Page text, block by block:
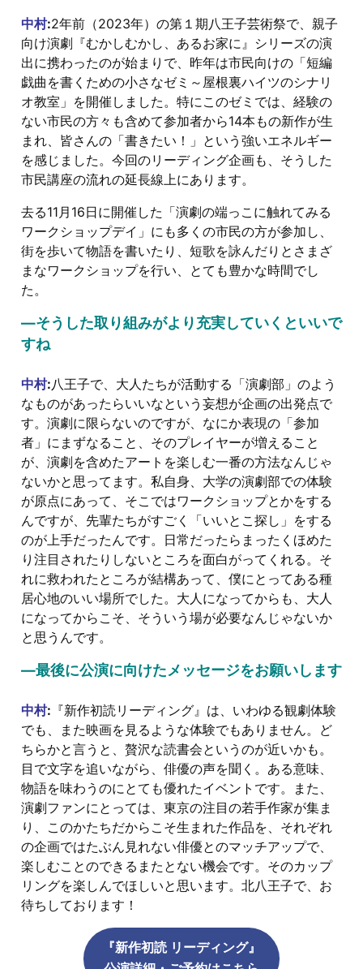
中村:2年前（2023年）の第１期八王子芸術祭で、親子
向け演劇『むかしむかし、あるお家に』シリーズの演
出に携わったのが始まりで、昨年は市民向けの「短編
戯曲を書くための小さなゼミ～屋根裏ハイツのシナリ
オ教室」を開催しました。特にこのゼミでは、経験の
ない市民の方々も含めて参加者から14本もの新作が生
まれ、皆さんの「書きたい！」という強いエネルギー
を感じました。今回のリーディング企画も、そうした
市民講座の流れの延長線上にあります。
去る11月16日に開催した「演劇の端っこに触れてみる
ワークショップデイ」にも多くの市民の方が参加し、
街を歩いて物語を書いたり、短歌を詠んだりとさまざ
まなワークショップを行い、とても豊かな時間でし
た。
―そうした取り組みがより充実していくといいで
すね
中村:八王子で、大人たちが活動する「演劇部」のよう
なものがあったらいいなという妄想が企画の出発点で
す。演劇に限らないのですが、なにか表現の「参加
者」にまずなること、そのプレイヤーが増えること
が、演劇を含めたアートを楽しむ一番の方法なんじゃ
ないかと思ってます。私自身、大学の演劇部での体験
が原点にあって、そこではワークショップとかをする
んですが、先輩たちがすごく「いいとこ探し」をする
のが上手だったんです。日常だったらまったくほめた
り注目されたりしないところを面白がってくれる。そ
れに救われたところが結構あって、僕にとってある種
居心地のいい場所でした。大人になってからも、大人
になってからこそ、そういう場が必要なんじゃないか
と思うんです。
―最後に公演に向けたメッセージをお願いします
中村: 『新作初読リーディング』は、いわゆる観劇体験
でも、また映画を見るような体験でもありません。ど
ちらかと言うと、贅沢な読書会というのが近いかも。
目で文字を追いながら、俳優の声を聞く。ある意味、
物語を味わうのにとても優れたイベントです。また、
演劇ファンにとっては、東京の注目の若手作家が集ま
り、このかたちだからこそ生まれた作品を、それぞれ
の企画ではたぶん見れない俳優とのマッチアップで、
楽しむことのできるまたとない機会です。そのカップ
リングを楽しんでほしいと思います。北八王子で、お
待ちしております！
『新作初読 リーディング』